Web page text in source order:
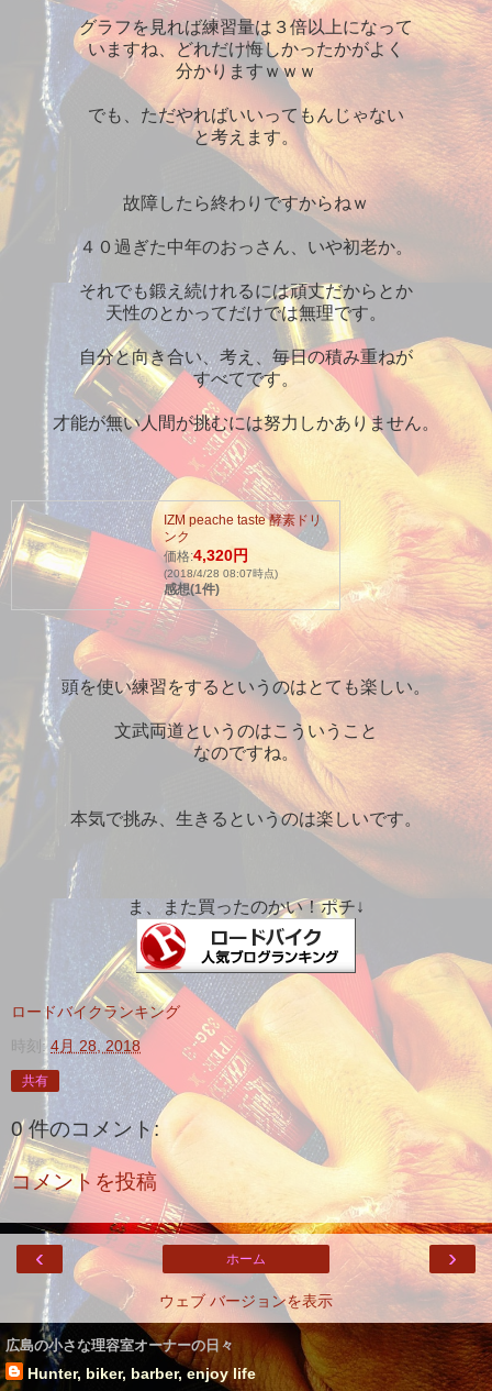
グラフを見れば練習量は３倍以上になって
いますね、どれだけ悔しかったかがよく
分かりますｗｗｗ
でも、ただやればいいってもんじゃない
と考えます。
故障したら終わりですからねｗ
４０過ぎた中年のおっさん、いや初老か。
それでも鍛え続けれるには頑丈だからとか
天性のとかってだけでは無理です。
自分と向き合い、考え、毎日の積み重ねが
すべてです。
才能が無い人間が挑むには努力しかありません。
IZM peache taste 酵素ドリ
ンク
価格:4,320円
(2018/4/28 08:07時点)
感想(1件)
頭を使い練習をするというのはとても楽しい。
文武両道というのはこういうこと
なのですね。
本気で挑み、生きるというのは楽しいです。
ま、また買ったのかい！ポチ↓
ロードバイクランキング
時刻:4月 28, 2018
共有
0 件のコメント:
コメントを投稿
‹ ›
ホーム
ウェブ バージョンを表示
広島の小さな理容室オーナーの日々
Hunter, biker, barber, enjoy life